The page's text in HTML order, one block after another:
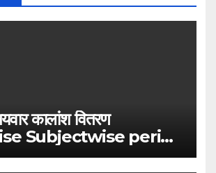
कालांश वितरण
Subjectwise period